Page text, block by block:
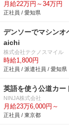
月給22万円～34万円
正社員 / 愛知県
デンソーでマシン
aichi
株式会社テクノスマイル
時給1,800円
正社員 / 派遣社員 / 愛知県
英語を使う公道カー
NINJA株式会社
月給23万6,000円～
正社員 / 東京都